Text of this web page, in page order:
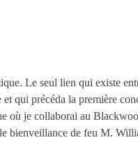
Le seul lien qui existe
qui précéda la première
où je collaborai au
bienveillance de feu M.